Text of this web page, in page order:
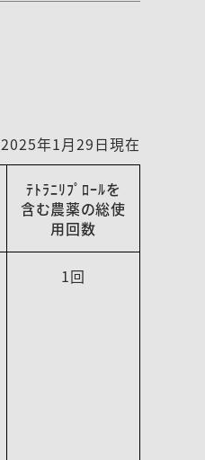
2025年1月29日現在
ﾃﾄﾗﾆﾘﾌﾟﾛｰﾙを
含む農薬の総使
用回数
1回